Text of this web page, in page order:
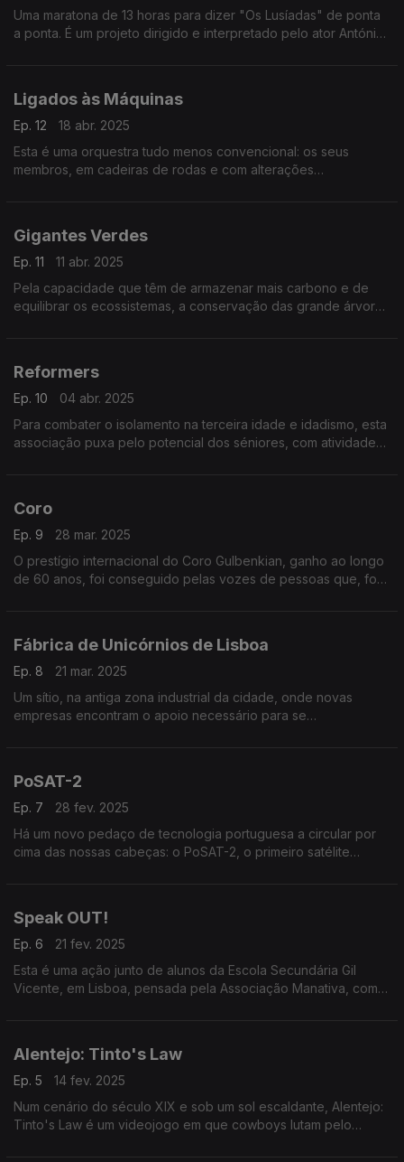
Uma maratona de 13 horas para dizer "Os Lusíadas" de ponta
a ponta. É um projeto dirigido e interpretado pelo ator António
Ligados às Máquinas
Ep. 12
18 abr. 2025
Esta é uma orquestra tudo menos convencional: os seus
membros, em cadeiras de rodas e com alterações
Gigantes Verdes
Ep. 11
11 abr. 2025
Pela capacidade que têm de armazenar mais carbono e de
equilibrar os ecossistemas, a conservação das grande árvores
Reformers
Ep. 10
04 abr. 2025
Para combater o isolamento na terceira idade e idadismo, esta
associação puxa pelo potencial dos séniores, com atividades
Coro
Ep. 9
28 mar. 2025
O prestígio internacional do Coro Gulbenkian, ganho ao longo
de 60 anos, foi conseguido pelas vozes de pessoas que, fora
Fábrica de Unicórnios de Lisboa
Ep. 8
21 mar. 2025
Um sítio, na antiga zona industrial da cidade, onde novas
empresas encontram o apoio necessário para se
PoSAT-2
Ep. 7
28 fev. 2025
Há um novo pedaço de tecnologia portuguesa a circular por
cima das nossas cabeças: o PoSAT-2, o primeiro satélite
Speak OUT!
Ep. 6
21 fev. 2025
Esta é uma ação junto de alunos da Escola Secundária Gil
Vicente, em Lisboa, pensada pela Associação Manativa, com o
Alentejo: Tinto's Law
Ep. 5
14 fev. 2025
Num cenário do século XIX e sob um sol escaldante, Alentejo:
Tinto's Law é um videojogo em que cowboys lutam pelo